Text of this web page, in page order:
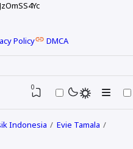
Policy DMCA
0
Indonesia
Evie Tamala